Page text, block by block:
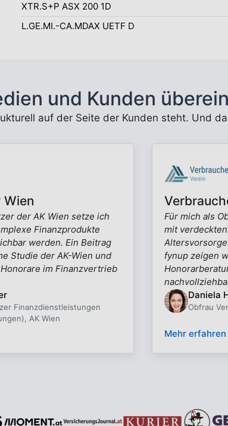
XTR.S+P ASX 200 1D
L.GE.MI.-CA.MDAX UETF D
und Kunden
auf der Seite der Kunden steht. Und
der AK Wien setze ich
Finanzprodukte
werden. Ein Beitrag
Studie der AK-Wien und
im Finanzvertrieb
Finanzdienstleistungen
AK Wien
Für mich als
mit
fynup zeigen
Daniela
Obfrau
Mehr erfahren